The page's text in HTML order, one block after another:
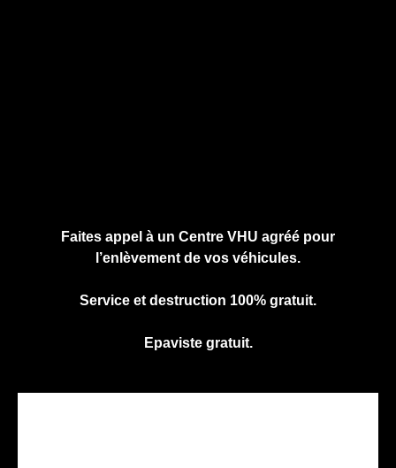
Faites appel à un Centre VHU agréé pour
l’enlèvement de vos véhicules.
Service et destruction 100% gratuit.
Epaviste gratuit.